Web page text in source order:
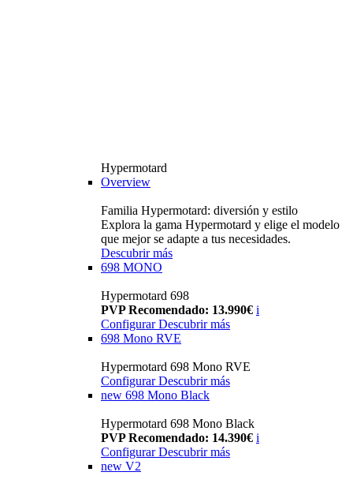
Hypermotard
Overview
Familia Hypermotard: diversión y estilo
Explora la gama Hypermotard y elige el modelo
que mejor se adapte a tus necesidades.
Descubrir más
698 MONO
Hypermotard 698
PVP Recomendado: 13.990€ i
ConfigurarDescubrir más
698 Mono RVE
Hypermotard 698 Mono RVE
Configurar Descubrir más
new 698 Mono Black
Hypermotard 698 Mono Black
PVP Recomendado: 14.390€ i
Configurar Descubrir más
new V2